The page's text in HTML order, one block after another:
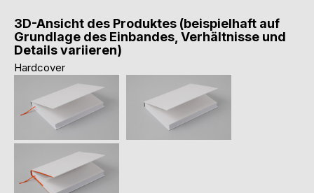
3D-Ansicht des Produktes (beispielhaft auf
Grundlage des Einbandes, Verhältnisse und
Details variieren)
Hardcover